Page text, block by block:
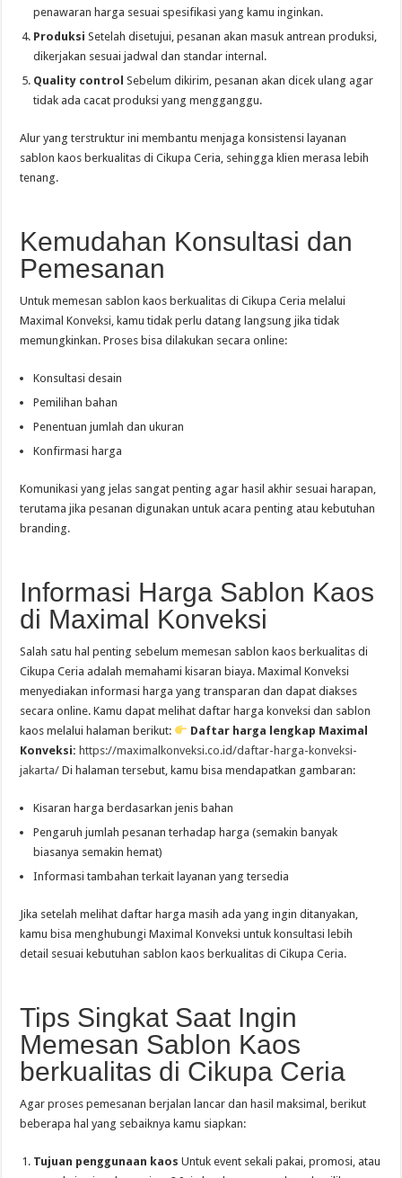
penawaran harga sesuai spesifikasi yang kamu inginkan.
Produksi Setelah disetujui, pesanan akan masuk antrean produksi,
dikerjakan sesuai jadwal dan standar internal.
Quality control Sebelum dikirim, pesanan akan dicek ulang agar
tidak ada cacat produksi yang mengganggu.
Alur yang terstruktur ini membantu menjaga konsistensi layanan
sablon kaos berkualitas di Cikupa Ceria, sehingga klien merasa lebih
tenang.
Kemudahan Konsultasi dan
Pemesanan
Untuk memesan sablon kaos berkualitas di Cikupa Ceria melalui
Maximal Konveksi, kamu tidak perlu datang langsung jika tidak
memungkinkan. Proses bisa dilakukan secara online:
Konsultasi desain
Pemilihan bahan
Penentuan jumlah dan ukuran
Konfirmasi harga
Komunikasi yang jelas sangat penting agar hasil akhir sesuai harapan,
terutama jika pesanan digunakan untuk acara penting atau kebutuhan
branding.
Informasi Harga Sablon Kaos
di Maximal Konveksi
Salah satu hal penting sebelum memesan sablon kaos berkualitas di
Cikupa Ceria adalah memahami kisaran biaya. Maximal Konveksi
menyediakan informasi harga yang transparan dan dapat diakses
secara online. Kamu dapat melihat daftar harga konveksi dan sablon
kaos melalui halaman berikut:
Daftar harga lengkap Maximal
Konveksi: https://maximalkonveksi.co.id/daftar-harga-konveksi-
jakarta/ Di halaman tersebut, kamu bisa mendapatkan gambaran:
Kisaran harga berdasarkan jenis bahan
Pengaruh jumlah pesanan terhadap harga (semakin banyak
biasanya semakin hemat)
Informasi tambahan terkait layanan yang tersedia
Jika setelah melihat daftar harga masih ada yang ingin ditanyakan,
kamu bisa menghubungi Maximal Konveksi untuk konsultasi lebih
detail sesuai kebutuhan sablon kaos berkualitas di Cikupa Ceria.
Tips Singkat Saat Ingin
Memesan Sablon Kaos
berkualitas di Cikupa Ceria
Agar proses pemesanan berjalan lancar dan hasil maksimal, berikut
beberapa hal yang sebaiknya kamu siapkan:
Tujuan penggunaan kaos Untuk event sekali pakai, promosi, atau